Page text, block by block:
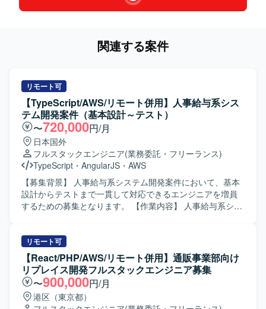
関連する案件
リモート可
【TypeScript/AWS/リモート併用】人事給与系シス
テム開発案件（基本設計～テスト）
〜720,000円/月
日本国外
フルスタックエンジニア(業務委託・フリーランス)
TypeScript ・ AngularJS ・ AWS
【募集背景】 人事給与系システム開発案件において、基本
設計からテストまで一貫して対応できるエンジニアを増員
するための募集となります。 【作業内容】 人事給与系シス
を一貫してご担当いただきます。スクラム開発のチームの
一員として、要件整理を踏まえた基本設計、詳細設計、実
装、単体・結合テストを行っていただきます。 【求める人
物像】 技術的なキャッチアップやスキル向上に前向きに取
り組める方を求めています。チームメンバーと積極的にコ
ミュニケーションを取りながら、自発的に課題解決に動け
リモート可
【React/PHP/AWS/リモート併用】通販事業部向け
リプレイス開発フルスタックエンジニア募集
〜900,000円/月
港区（東京都）